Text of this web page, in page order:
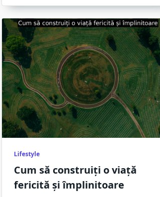
Lifestyle
Cum să construiți o viață
fericită și împlinitoare